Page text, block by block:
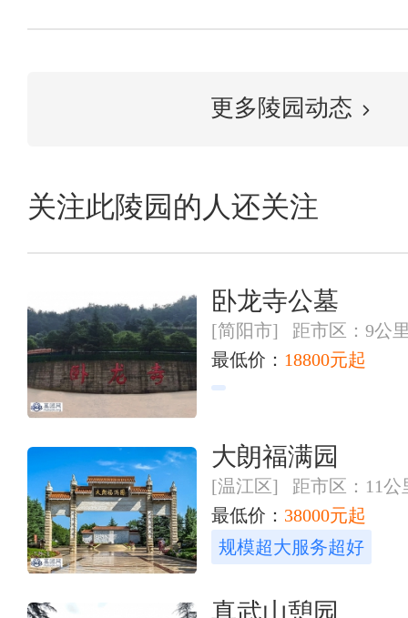
更多陵园动态
关注此陵园的人还关注
卧龙寺公墓
[简阳市] 距市区：9公
最低价： 18800元起
大朗福满园
[温江区] 距市区：11公
最低价： 38000元起
规模超大服务超好
真武山憩园